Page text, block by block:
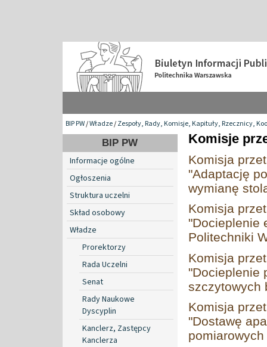
BIP PW/Władze/Zespoły, Rady, Komisje, Kapituły, Rzecznicy,
BIP PW
Informacje ogólne
Ogłoszenia
Struktura uczelni
Skład osobowy
Władze
Prorektorzy
Rada Uczelni
Senat
Rady Naukowe
Dyscyplin
Kanclerz, Zastępcy
Kanclerza
Komisje
Komisja
"Adaptację
wymianę
Komisja
"Docieplenie
Politechniki
Komisja
"Docieplenie
szczytowych
Komisja
"Dostawę